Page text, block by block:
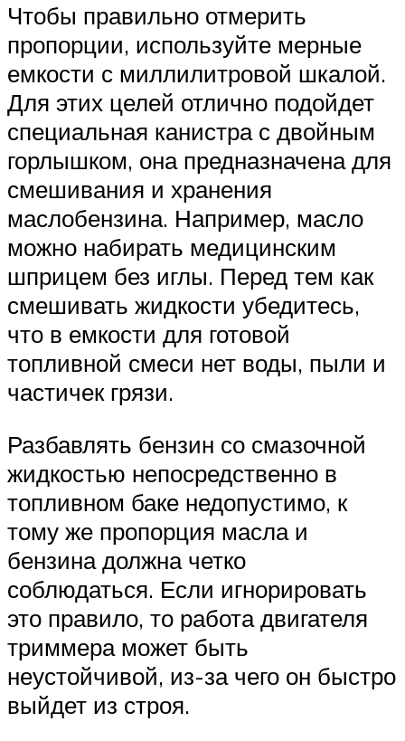
Чтобы правильно отмерить
пропорции, используйте мерные
емкости с миллилитровой шкалой.
Для этих целей отлично подойдет
специальная канистра с двойным
горлышком, она предназначена для
смешивания и хранения
маслобензина. Например, масло
можно набирать медицинским
шприцем без иглы. Перед тем как
смешивать жидкости убедитесь,
что в емкости для готовой
топливной смеси нет воды, пыли и
частичек грязи.
Разбавлять бензин со смазочной
жидкостью непосредственно в
топливном баке недопустимо, к
тому же пропорция масла и
бензина должна четко
соблюдаться. Если игнорировать
это правило, то работа двигателя
триммера может быть
неустойчивой, из-за чего он быстро
выйдет из строя.